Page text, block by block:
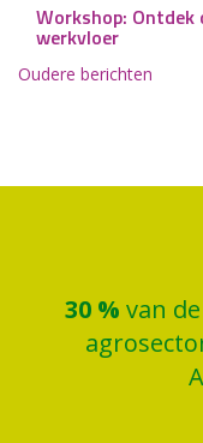
Workshop:
werkvloer
Oudere berichten
30 % van